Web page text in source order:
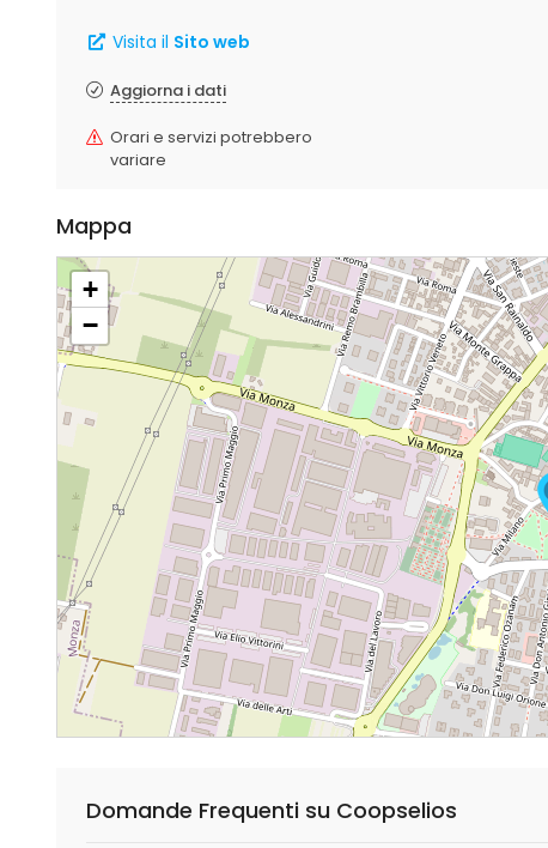
Visita il Sito web
Aggiorna i dati
Orari e servizi potrebbero
variare
Mappa
+
−
Domande Frequenti su Coopselios